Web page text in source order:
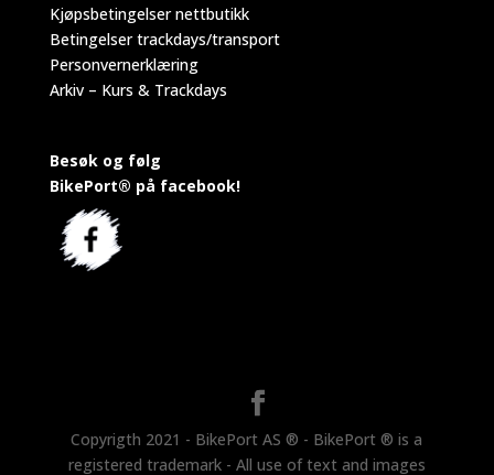
Kjøpsbetingelser nettbutikk
Betingelser trackdays/transport
Personvernerklæring
Arkiv – Kurs & Trackdays
Besøk og følg
BikePort® på facebook!
Copyrigth 2021 - BikePort AS ® - BikePort ® is a
registered trademark - All use of text and images